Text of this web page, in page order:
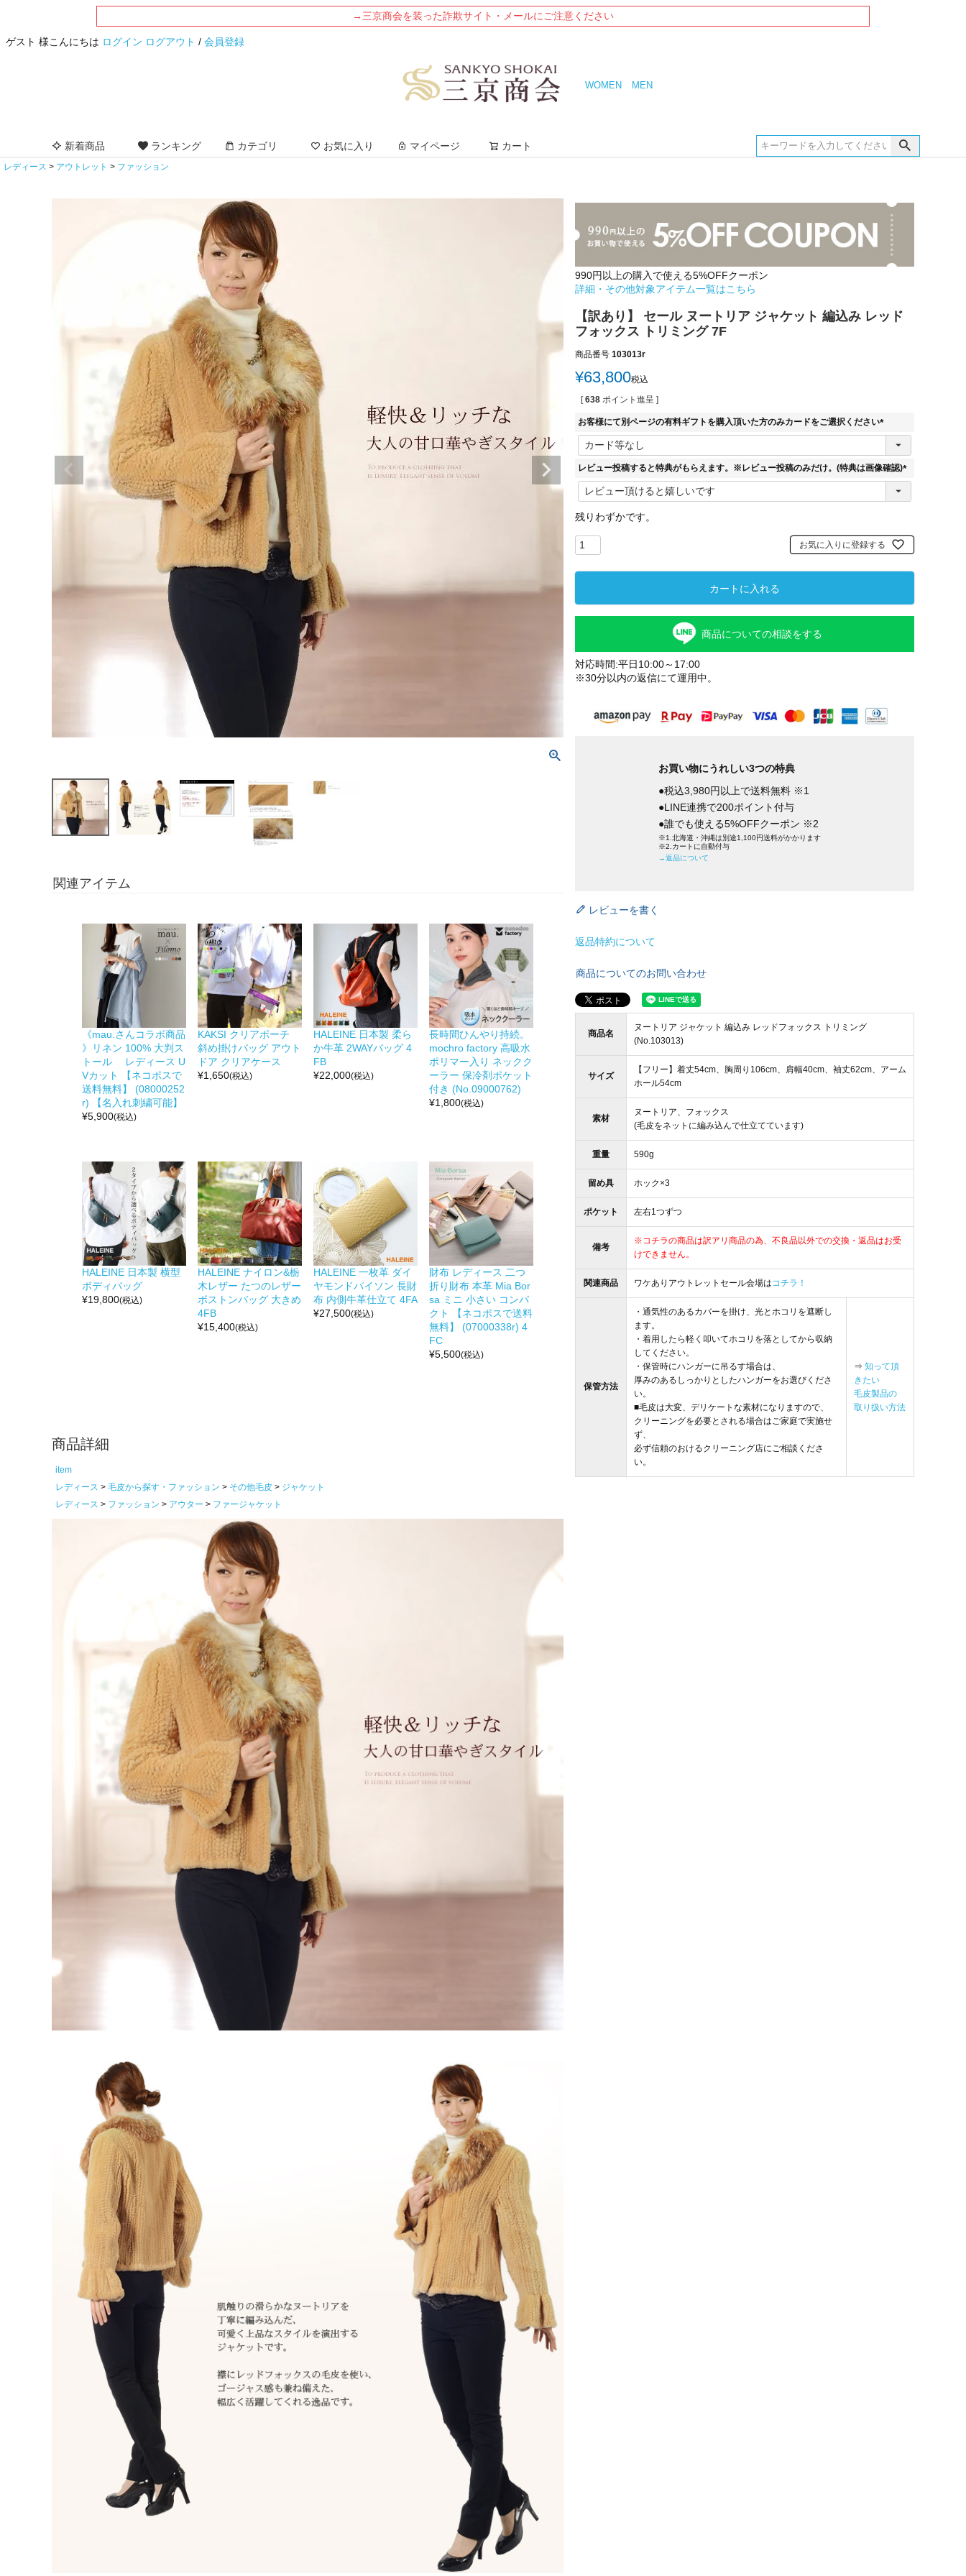
→三京商会を装った詐欺サイト・メールにご注意ください
ゲスト 様こんにちは ログイン ログアウト / 会員登録
WOMEN MEN
新着商品 ランキング カテゴリ お気に入り マイページ カート
レディース アウトレット ファッション
関連アイテム
《mau.さんコラボ商品
》リネン 100% 大判ス
トール レディース U
Vカット 【ネコポスで
送料無料】 (08000252
r) 【名入れ刺繍可能】
¥5,900(税込)
KAKSI クリアポーチ
斜め掛けバッグ アウト
ドア クリアケース
¥1,650(税込)
HALEINE 日本製 柔ら
か牛革 2WAYバッグ 4
FB
¥22,000(税込)
長時間ひんやり持続。
mochro factory 高吸水
ポリマー入り ネックク
ーラー 保冷剤ポケット
付き (No.09000762)
¥1,800(税込)
HALEINE 日本製 横型
ボディバッグ
¥19,800(税込)
HALEINE ナイロン&栃
木レザー たつのレザー
ボストンバッグ 大きめ
4FB
¥15,400(税込)
HALEINE 一枚革 ダイ
ヤモンドパイソン 長財
布 内側牛革仕立て 4FA
¥27,500(税込)
財布 レディース 二つ
折り財布 本革 Mia Bor
sa ミニ 小さい コンパ
クト 【ネコポスで送料
無料】 (07000338r) 4
FC
¥5,500(税込)
商品詳細
item
レディース
毛皮から探す・ファッション その他毛皮
ジャケット
レディース
ファッション アウター ファージャケット
990円以上の購入で使える5%OFFクーポン
詳細・その他対象アイテム一覧はこちら
【訳あり】 セール ヌートリア ジャケット 編込み レッド
フォックス トリミング 7F
商品番号 103013r
¥63,800税込
[ 638 ポイント進呈 ]
お客様にて別ページの有料ギフトを購入頂いた方のみカードをご選択ください
(
須
レビュー投稿すると特典がもらえます。※レビュー投稿のみだけ。(特典は画像確認)
(
残りわずかです。
お気に入りに登録する
カートに入れる
商品についての相談をする
対応時間:平日10:00～17:00
※30分以内の返信にて運用中。
お買い物にうれしい3つの特典
●税込3,980円以上で送料無料 ※1
●LINE連携で200ポイント付与
●誰でも使える5%OFFクーポン ※2
※1.北海道・沖縄は別途1,100円送料がかかります
※2.カートに自動付与
→返品について
レビューを書く
返品特約について
商品についてのお問い合わせ
商品名
ヌートリア ジャケット 編込み レッドフォックス トリミング
(No.103013)
サイズ
【フリー】着丈54cm、胸周り106cm、肩幅40cm、袖丈62cm、アーム
ホール54cm
素材
ヌートリア、フォックス
(毛皮をネットに編み込んで仕立てています)
重量 590g
留め具 ホック×3
ポケット 左右1つずつ
備考
※コチラの商品は訳アリ商品の為、不良品以外での交換・返品はお受
けできません。
関連商品 ワケありアウトレットセール会場は コチラ！
保管方法
・通気性のあるカバーを掛け、光とホコリを遮断し
ます。
・着用したら軽く叩いてホコリを落としてから収納
してください。
・保管時にハンガーに吊るす場合は、
厚みのあるしっかりとしたハンガーをお選びくださ
い。
■毛皮は大変、デリケートな素材になりますので、
クリーニングを必要とされる場合はご家庭で実施せ
ず、
必ず信頼のおけるクリーニング店にご相談くださ
い。
⇒ 知って頂
きたい
毛皮製品の
取り扱い方法